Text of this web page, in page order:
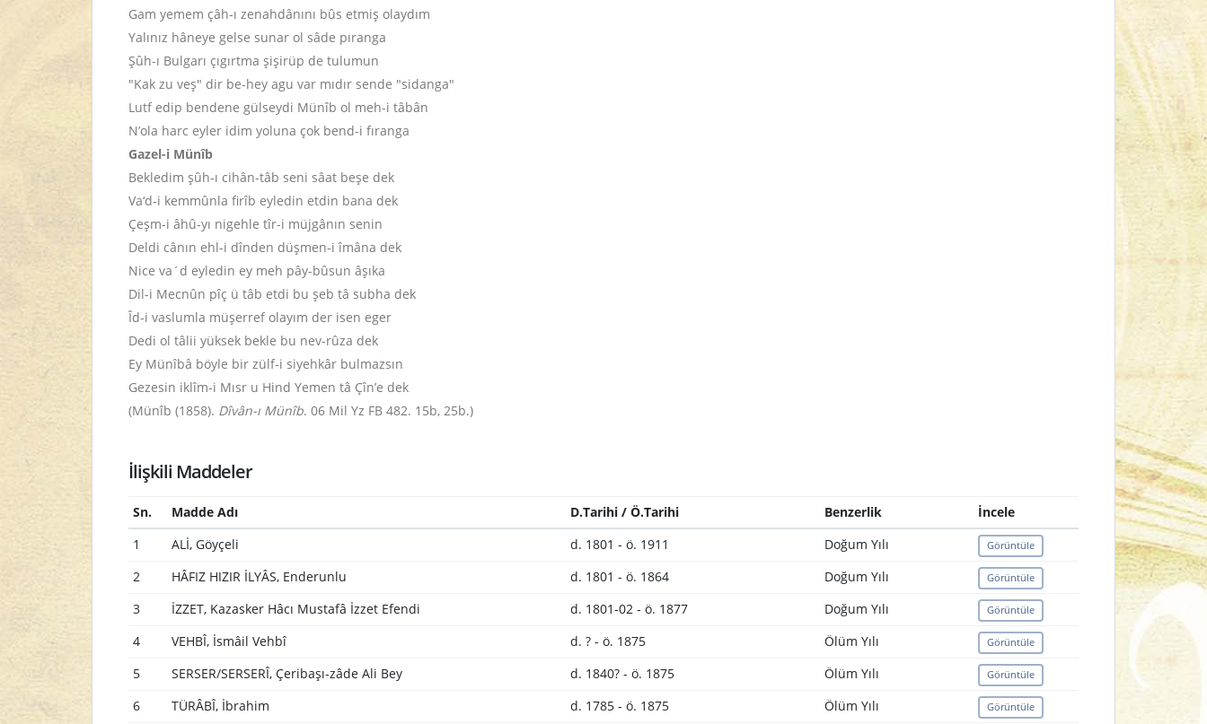
Gam yemem çâh-ı zenahdânını bûs etmiş olaydım
Yalınız hâneye gelse sunar ol sâde pıranga
Şûh-ı Bulgarı çıgırtma şişirüp de tulumun
"Kak zu veş" dir be-hey agu var mıdır sende "sidanga"
Lutf edip bendene gülseydi Münîb ol meh-i tâbân
N’ola harc eyler idim yoluna çok bend-i fıranga
Gazel-i Münîb
Bekledim şûh-ı cihân-tâb seni sâat beşe dek
Va‘d-i kemmûnla firîb eyledin etdin bana dek
Çeşm-i âhû-yı nigehle tîr-i müjgânın senin
Deldi cânın ehl-i dînden düşmen-i îmâna dek
Nice va´d eyledin ey meh pây-bûsun âşıka
Dil-i Mecnûn pîç ü tâb etdi bu şeb tâ subha dek
Îd-i vaslumla müşerref olayım der isen eger
Dedi ol tâlii yüksek bekle bu nev-rûza dek
Ey Münîbâ böyle bir zülf-i siyehkâr bulmazsın
Gezesin iklîm-i Mısr u Hind Yemen tâ Çîn’e dek
(Münîb (1858). Dîvân-ı Münîb. 06 Mil Yz FB 482. 15b, 25b.)
İlişkili Maddeler
Sn. Madde Adı D.Tarihi / Ö.Tarihi Benzerlik
İncele
1
ALİ, Göyçeli d. 1801 - ö. 1911 Doğum Yılı Görüntüle
2 HÂFIZ HIZIR İLYÂS, Enderunlu d. 1801 - ö. 1864 Doğum Yılı Görüntüle
3 İZZET, Kazasker Hâcı Mustafâ İzzet Efendi d. 1801-02 - ö. 1877 Doğum Yılı Görüntüle
4 VEHBÎ, İsmâil Vehbî d. ? - ö. 1875 Ölüm Yılı Görüntüle
5 SERSER/SERSERÎ, Çeribaşı-zâde Ali Bey d. 1840? - ö. 1875 Ölüm Yılı Görüntüle
6 TÜRÂBÎ, İbrahim d. 1785 - ö. 1875 Ölüm Yılı Görüntüle